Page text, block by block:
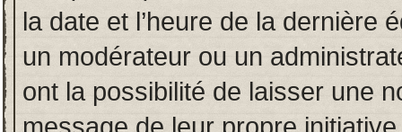
la date et l’heure de la dernière
un modérateur ou un
ont la possibilité de laisser une